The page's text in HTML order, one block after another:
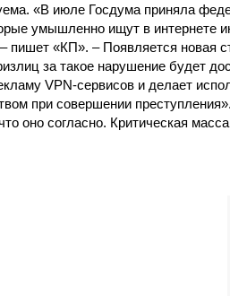
«В июле Госдума приняла
умышленно ищут в интернете
пишет «КП». – Появляется новая
за такое нарушение будет
VPN-сервисов и делает
при совершении
оно согласно. Критическая